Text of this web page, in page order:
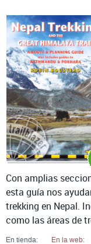
En tienda:
En la web:
Con amplias
esta guía nos
trekking en Nepal.
como las áreas de